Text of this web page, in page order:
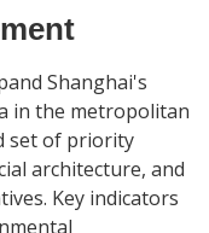
Shanghai's
in the metropolitan
set of priority
architecture, and
Key indicators